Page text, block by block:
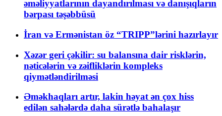
əməliyyatlarının dayandırılması və danışıqların
bərpası təşəbbüsü
İran və Ermənistan öz “TRIPP”lərini hazırlayır
Xəzər geri çəkilir: su balansına dair risklərin,
nəticələrin və zəifliklərin kompleks
qiymətləndirilməsi
Əməkhaqları artır, lakin həyat ən çox hiss
edilən sahələrdə daha sürətlə bahalaşır